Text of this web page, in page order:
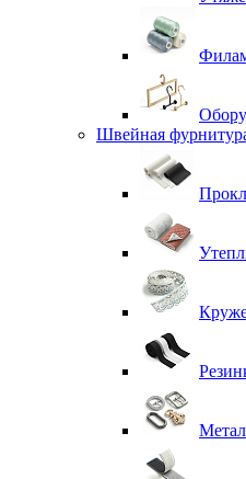
Швейная